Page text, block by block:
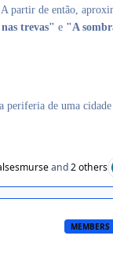
A partir de então,
trevas" e "A
periferia de uma
and2 others
MEMBERS